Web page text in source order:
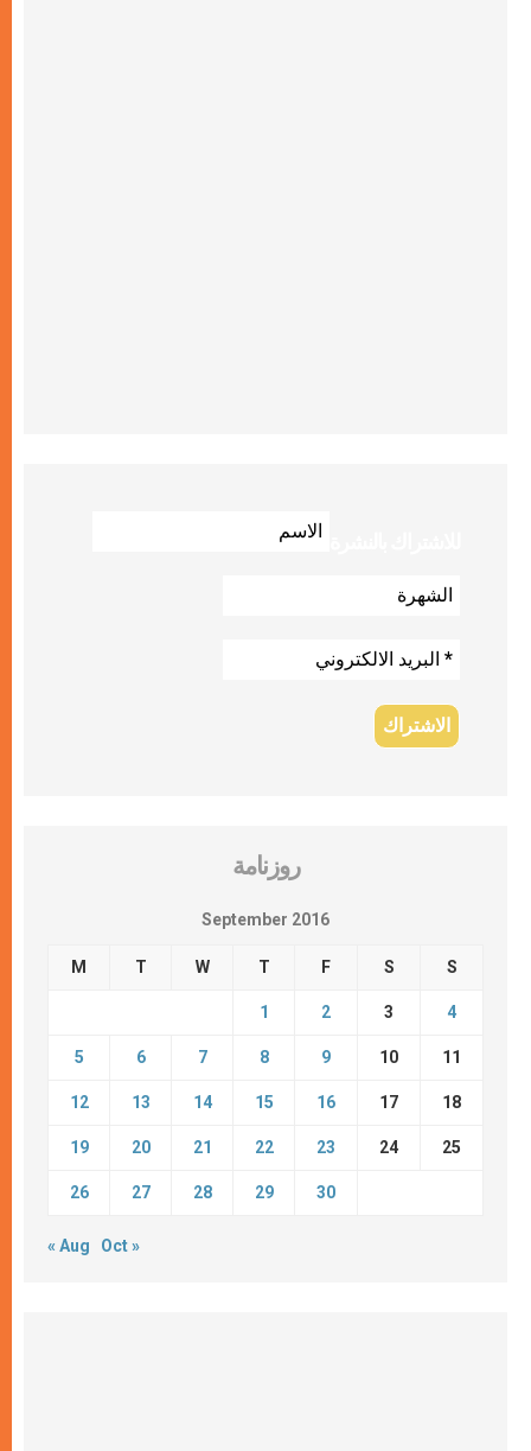
روزنامة
September 2016
M T W T F S S
1 2 3 4
5 6 7 8 9 10 11
12 13 14 15 16 17 18
19 20 21 22 23 24 25
26 27 28 29 30
« Aug Oct »